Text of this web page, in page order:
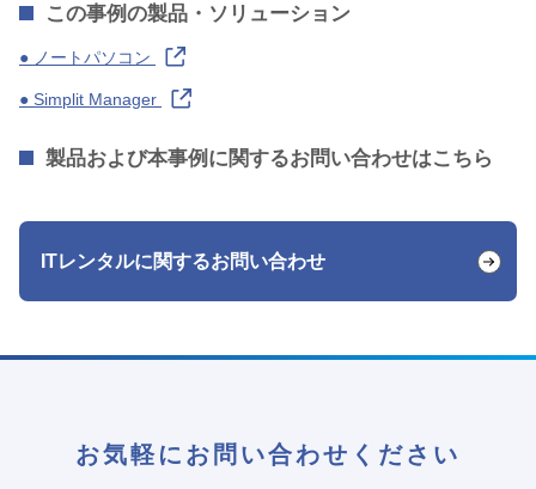
この事例の製品・ソリューション
● ノートパソコン
● Simplit Manager
製品および本事例に関するお問い合わせはこちら
ITレンタルに関するお問い合わせ
お気軽にお問い合わせください